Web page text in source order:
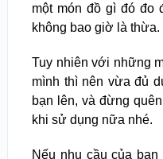
một món đồ gì đó
không bao giờ là thừa.
Tuy nhiên với những
mình thì nên vừa đủ
bạn lên, và đừng
khi sử dụng nữa nhé.
Nếu nhu cầu của